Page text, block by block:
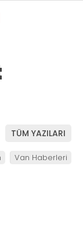
TÜM YAZILARI
Van Haberleri